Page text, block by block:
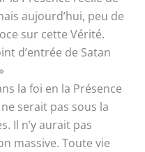
aujourd’hui, peu de
sur cette Vérité.
d’entrée de Satan
la foi en la Présence
serait pas sous la
Il n’y aurait pas
massive. Toute vie